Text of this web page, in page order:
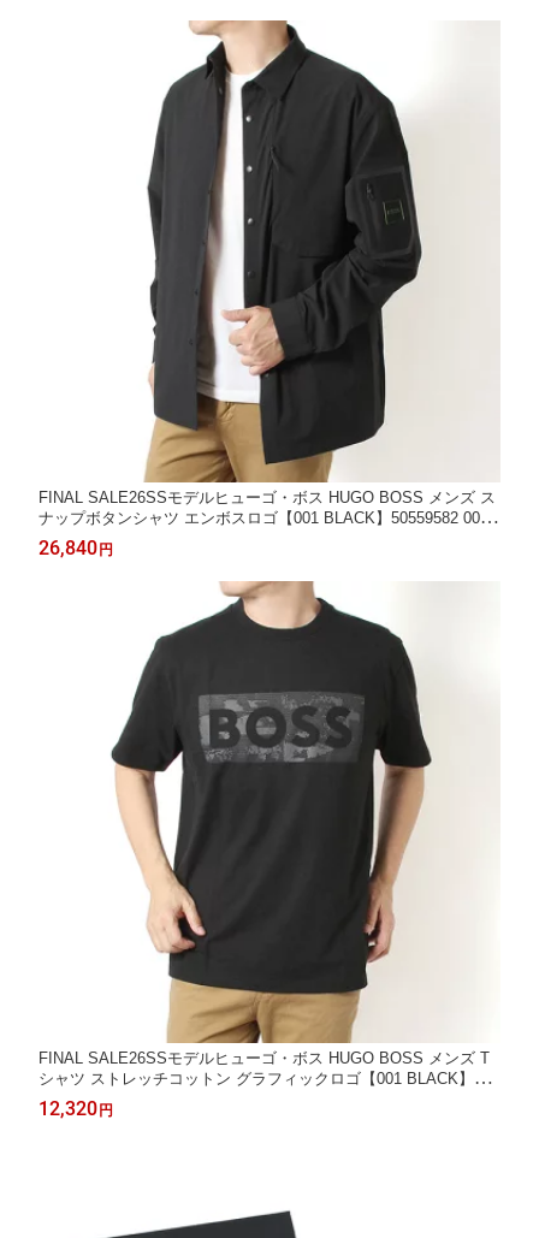
FINAL SALE26SSモデルヒューゴ・ボス HUGO BOSS メンズ ス
ナップボタンシャツ エンボスロゴ【001 BLACK】50559582 001/
【2026SS】m-tops
26,840円
FINAL SALE26SSモデルヒューゴ・ボス HUGO BOSS メンズ T
シャツ ストレッチコットン グラフィックロゴ【001 BLACK】505
59363 001/【2026SS】m-tops
12,320円